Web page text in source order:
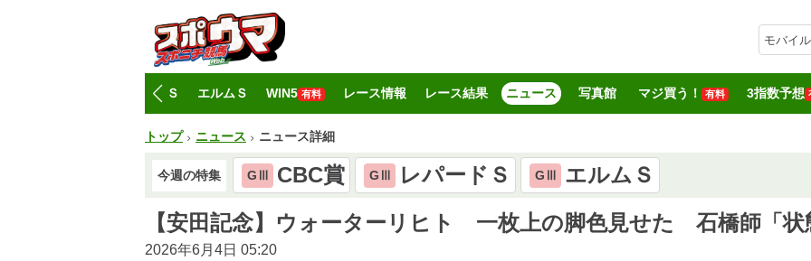
モバイ
レパードＳ エルムＳ WIN5 有料 レース情報 レース結果 ニュース 写真館 マジ買う！ 有料 3指数予想
トップ ニュース ニュース詳細
今週の特集 GⅢ CBC賞 GⅢ レパードＳ GⅢ
エルムＳ
【安田記念】ウォーターリヒト 一枚上の脚色見せた 石橋師「状
2026年6月4日 05:20